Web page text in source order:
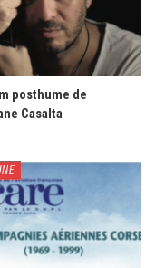
posthume de
Casalta